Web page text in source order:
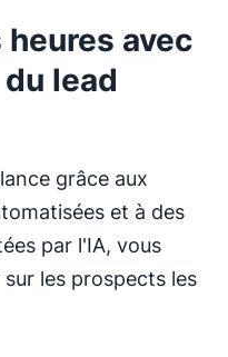
avec
lead
grâce aux
et à des
par l'IA, vous
les prospects les